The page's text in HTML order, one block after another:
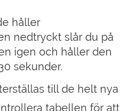
håller
nedtryckt slår du på
igen och håller den
sekunder.
till de helt nya
tabellen för att